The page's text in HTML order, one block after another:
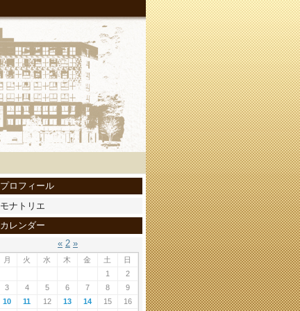
プロフィール
モナトリエ
カレンダー
« 2 »
月 火 水 木 金 土
日
1
2
3
4 5 6 7 8
9
10
11 12 13 14 15 16